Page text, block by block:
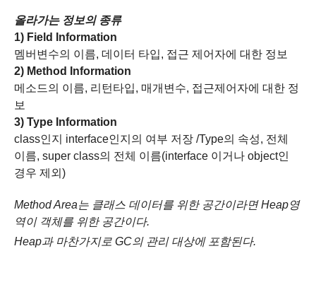
올라가는 정보의 종류
1) Field Information
멤버변수의 이름, 데이터 타입, 접근 제어자에 대한 정보
2) Method Information
메소드의 이름, 리턴타입, 매개변수, 접근제어자에 대한 정
보
3) Type Information
class인지 interface인지의 여부 저장 /Type의 속성, 전체
이름, super class의 전체 이름(interface 이거나 object인
경우 제외)
Method Area는 클래스 데이터를 위한 공간이라면 Heap영
역이 객체를 위한 공간이다.
Heap과 마찬가지로 GC의 관리 대상에 포함된다.